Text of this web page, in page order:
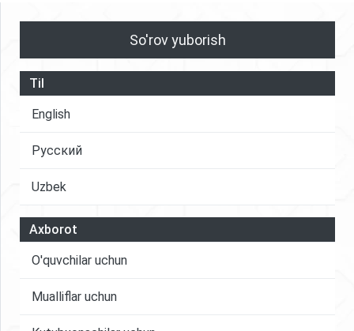
So'rov yuborish
Til
English
Русский
Uzbek
Axborot
O'quvchilar uchun
Mualliflar uchun